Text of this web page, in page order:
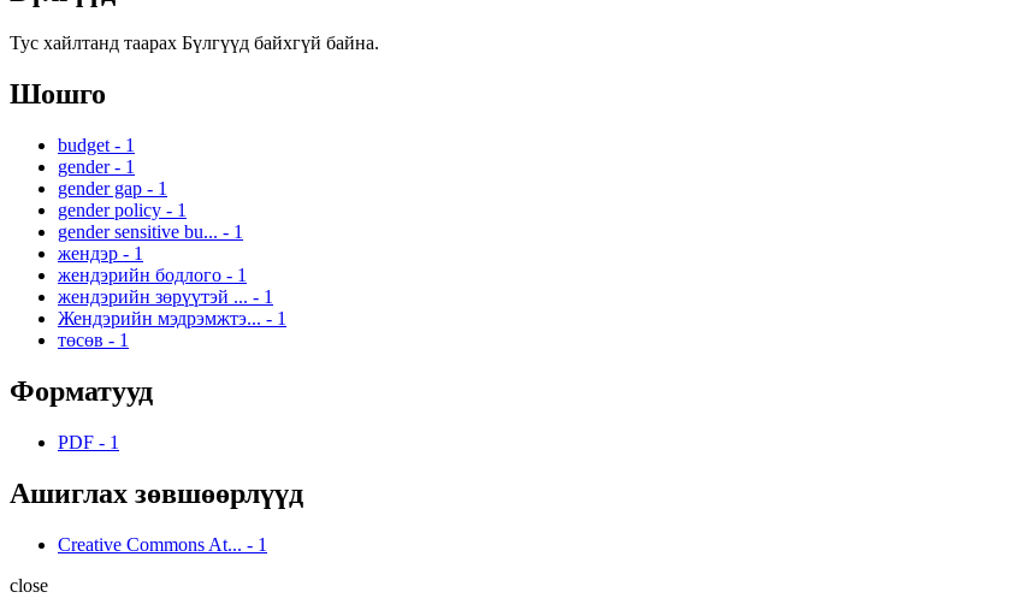
Тус хайлтанд таарах Бүлгүүд байхгүй байна.
Шошго
budget - 1
gender - 1
gender gap - 1
gender policy - 1
gender sensitive bu... - 1
жендэр - 1
жендэрийн бодлого - 1
жендэрийн зөрүүтэй ... - 1
Жендэрийн мэдрэмжтэ... - 1
төсөв - 1
Форматууд
PDF - 1
Ашиглах зөвшөөрлүүд
Creative Commons At... - 1
close